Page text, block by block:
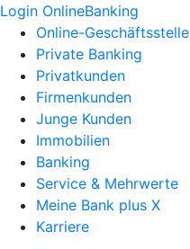
Login OnlineBanking
Online-Geschäftsstelle
Private Banking
Privatkunden
Firmenkunden
Junge Kunden
Immobilien
Banking
Service & Mehrwerte
Meine Bank plus X
Karriere